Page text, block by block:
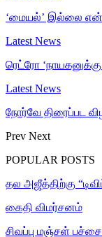
‘மையல்’ இல்லை
Latest News
ரெட்ரோ ‘நாயகனுக்கு
Latest News
நோர்வே திரைப்பட
Prev Next
POPULAR POSTS
தல அஜீத்திற்கு
கைதி விமர்சனம்
சிவப்பு மஞ்சள்